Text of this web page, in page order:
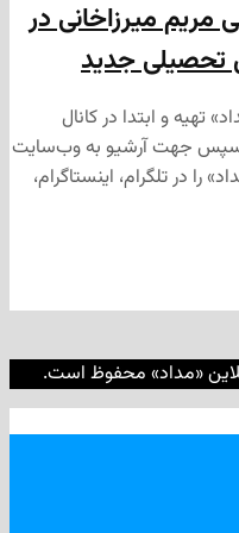
در
جدید
در کانال
به وب‌سایت
اینستاگرام،
محفوظ است.